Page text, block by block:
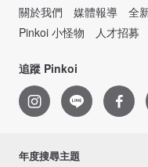
關於我們
媒體報導 全
Pinkoi 小怪物
人才招募
追蹤 Pinkoi
年度搜尋主題